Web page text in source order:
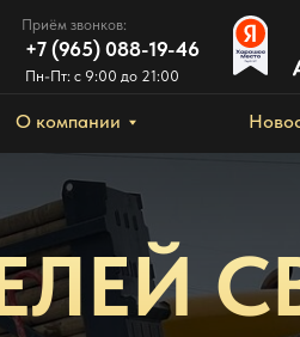
088-19-46
до 21:00